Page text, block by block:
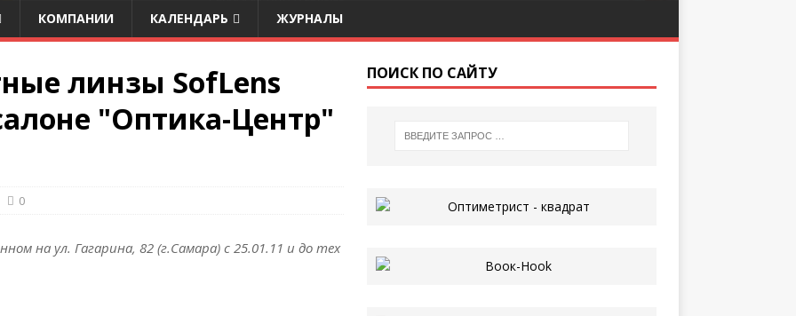
КОМПАНИИ КАЛЕНДАРЬ ЖУРНАЛЫ
линзы SofLens
"Оптика-Центр"
0
на ул. Гагарина, 82 (г.Самара) с 25.01.11 и до тех
ПОИСК ПО САЙТУ